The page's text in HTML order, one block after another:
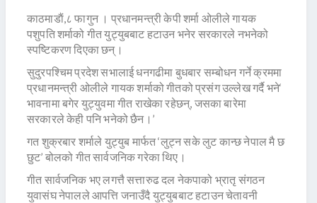
काठमाडाैं,८ फागुन । प्रधानमन्त्री केपी शर्मा ओलीले गायक
पशुपति शर्माको गीत युट्युबबाट हटाउन भनेर सरकारले नभनेको
स्पष्टिकरण दिएका छन्।
सुदुरपश्चिम प्रदेश सभालाई धनगढीमा बुधबार सम्बोधन गर्ने क्रममा
प्रधानमन्त्री ओलीले गायक शर्माको गीतको प्रसंग उल्लेख गर्दै भने‘
भावनामा बगेर युट्युवमा गीत राखेका रहेछन्, जसका बारेमा
सरकारले केही पनि भनेको छैन।’
गत शुक्रबार शर्माले युट्युब मार्फत ‘लुट्न सके लुट कान्छ नेपाल मै छ
छुट’ बोलको गीत सार्वजनिक गरेका थिए।
गीत सार्वजनिक भए लगत्तै सत्तारुढ दल नेकपाको भ्रातृ संगठन
युवासंघ नेपालले आपत्ति जनाउँदै युट्युबबाट हटाउन चेतावनी